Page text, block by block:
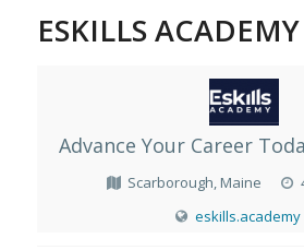
ESKILLS ACADEMY
Advance Your Career
Scarborough, Maine
eskills.academy